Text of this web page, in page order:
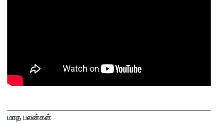
மாத பலன்கள்